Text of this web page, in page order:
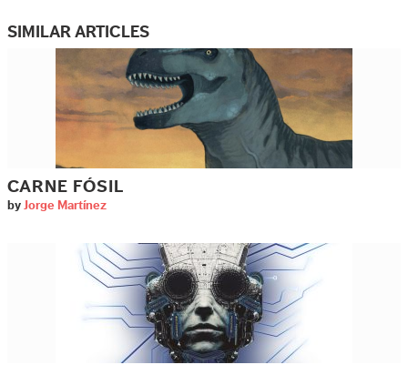
SIMILAR ARTICLES
CARNE FÓSIL
by Jorge Martínez